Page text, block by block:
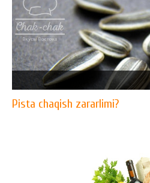
Pista chaqish zararlimi?